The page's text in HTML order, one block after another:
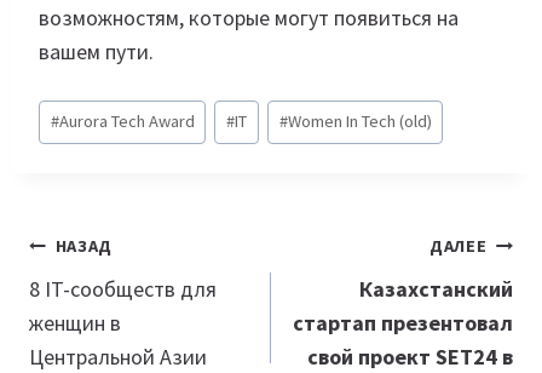
возможностям, которые могут появиться на
вашем пути.
Метки
записи:
#Aurora Tech Award #IT #Women In Tech (old)
Навигация
по
записям
НАЗАД
8 IT-сообществ для
женщин в
Центральной Азии
ДАЛЕЕ
Казахстанский
стартап презентовал
свой проект SET24 в